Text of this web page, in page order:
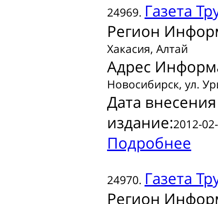
24969. Газета
Регион
Хакасия, Алтай
Адрес
Новосибирск, ул.
Дата
издание:2012-
Подробнее
24970. Газета
Регион